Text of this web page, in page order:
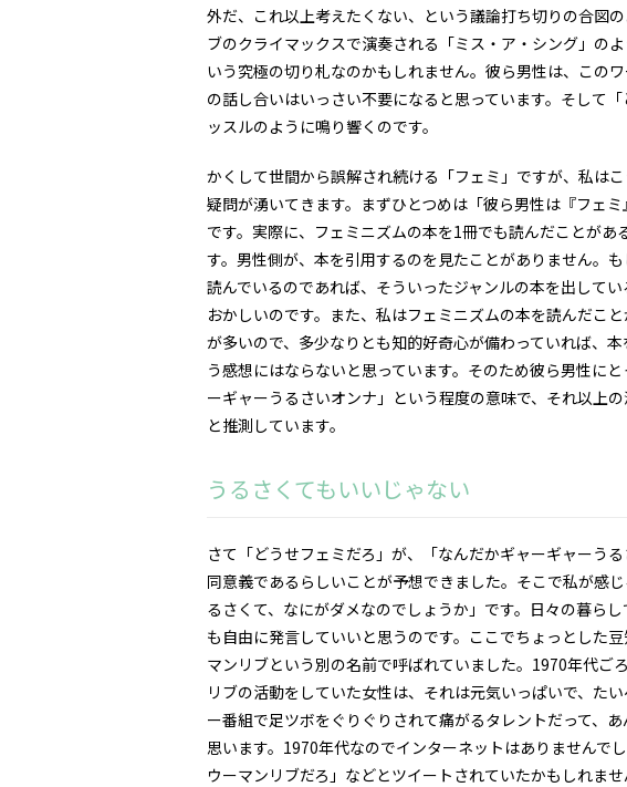
外だ、これ以上考えたくない、という議論打ち切りの合図
ブのクライマックスで演奏される「ミス・ア・シング」の
いう究極の切り札なのかもしれません。彼ら男性は、この
の話し合いはいっさい不要になると思っています。そして
ッスルのように鳴り響くのです。
かくして世間から誤解され続ける「フェミ」ですが、私は
疑問が湧いてきます。まずひとつめは「彼ら男性は『フェミ
です。実際に、フェミニズムの本を1冊でも読んだことが
す。男性側が、本を引用するのを見たことがありません。
読んでいるのであれば、そういったジャンルの本を出して
おかしいのです。また、私はフェミニズムの本を読んだこ
が多いので、多少なりとも知的好奇心が備わっていれば、
う感想にはならないと思っています。そのため彼ら男性に
ーギャーうるさいオンナ」という程度の意味で、それ以上
と推測しています。
うるさくてもいいじゃない
さて「どうせフェミだろ」が、「なんだかギャーギャーう
同意義であるらしいことが予想できました。そこで私が感
るさくて、なにがダメなのでしょうか」です。日々の暮ら
も自由に発言していいと思うのです。ここでちょっとした
マンリブという別の名前で呼ばれていました。1970年代ご
リブの活動をしていた女性は、それは元気いっぱいで、た
ー番組で足ツボをぐりぐりされて痛がるタレントだって、
思います。1970年代なのでインターネットはありませんで
ウーマンリブだろ」などとツイートされていたかもしれま